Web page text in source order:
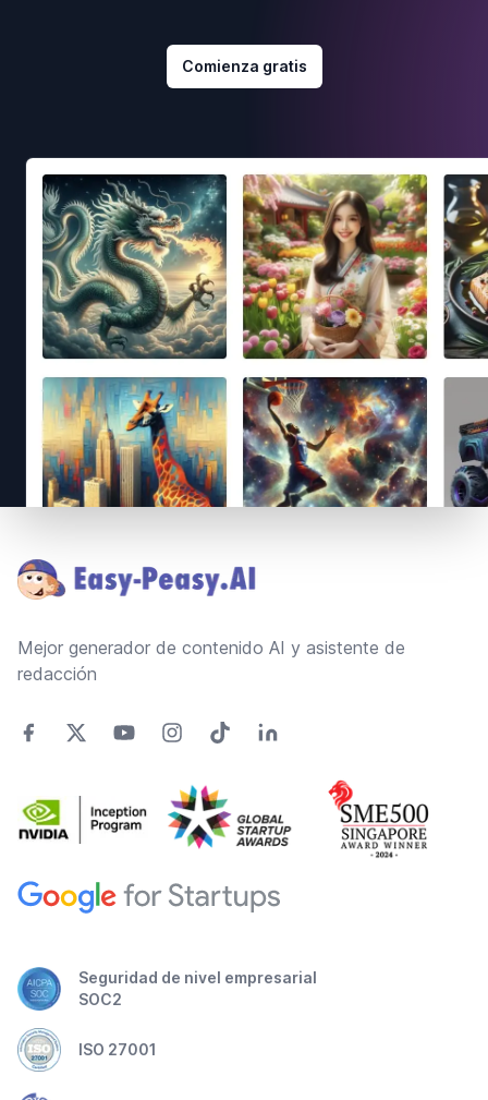
Comienza gratis
Mejor generador de contenido AI y asistente de
redacción
Seguridad de nivel empresarial
SOC2
ISO 27001